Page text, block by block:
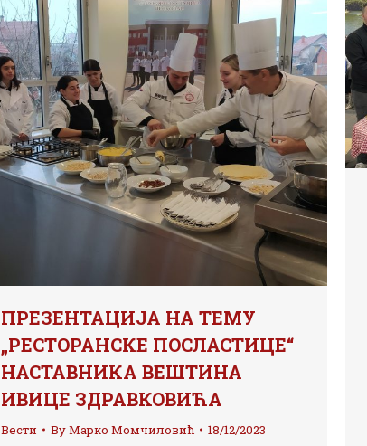
ПРЕЗЕНТАЦИЈА НА ТЕМУ
„РЕСТОРАНСКЕ ПОСЛАСТИЦЕ“
НАСТАВНИКА ВЕШТИНА
ИВИЦЕ ЗДРАВКОВИЋА
Вести ByМарко Момчиловић 18/12/2023